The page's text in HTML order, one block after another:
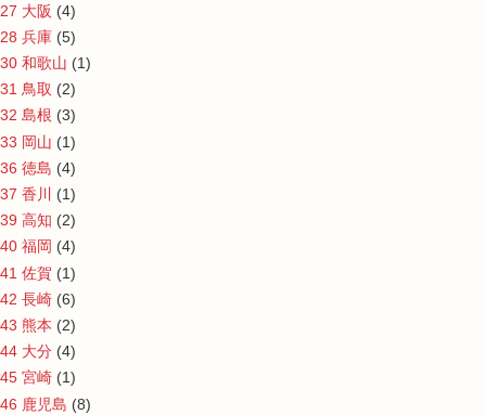
27 大阪 (4)
28 兵庫 (5)
30 和歌山 (1)
31 鳥取 (2)
32 島根 (3)
33 岡山 (1)
36 徳島 (4)
37 香川
(1)
39 高知 (2)
40 福岡 (4)
41 佐賀 (1)
42 長崎 (6)
43 熊本 (2)
44 大分 (4)
45 宮崎 (1)
46 鹿児島 (8)